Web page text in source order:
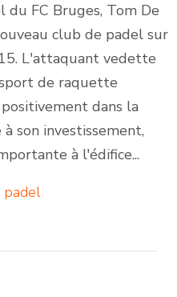
FC Bruges, Tom De
club de padel sur
L'attaquant vedette
de raquette
dans la
son investissement,
à l'édifice...
padel